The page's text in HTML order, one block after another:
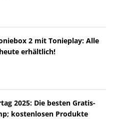
2 mit Tonieplay: Alle
erhältlich!
2025: Die besten Gratis-
kostenlosen Produkte